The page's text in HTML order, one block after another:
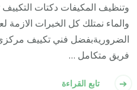
وتنظيف المكيفات دكتات
والماء نمتلك كل الخبرات الازمة
الضروريةبفضل فني تكييف
فريق متكامل …
تابع القراءة